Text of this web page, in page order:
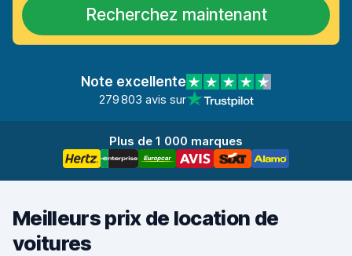
Recherchez maintenant
Note excellente
279 803 avis sur
Plus de 1 000 marques
Meilleurs prix de location de
voitures